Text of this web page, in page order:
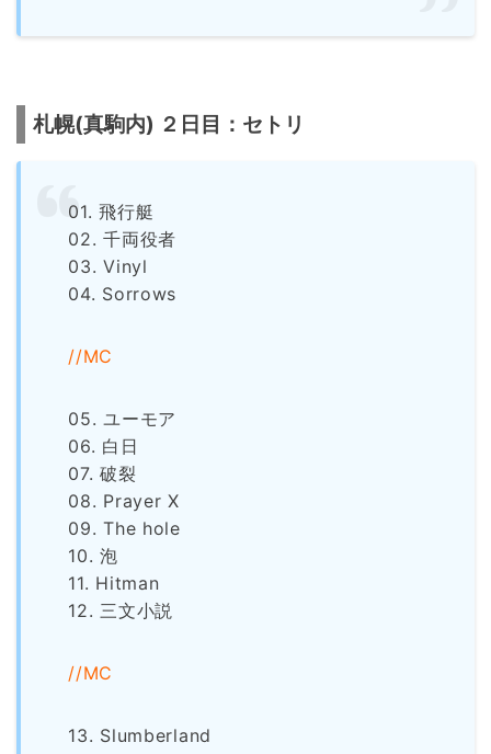
札幌(真駒内) ２日目：セトリ
01. 飛行艇
02. 千両役者
03. Vinyl
04. Sorrows
//MC
05. ユーモア
06. 白日
07. 破裂
08. Prayer X
09. The hole
10. 泡
11. Hitman
12. 三文小説
//MC
13. Slumberland